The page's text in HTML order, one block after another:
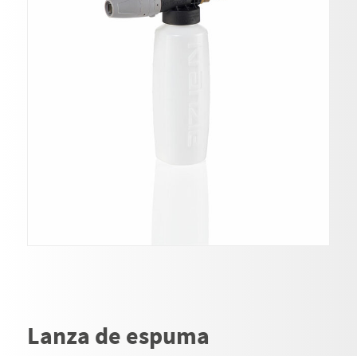
Lanza de espuma